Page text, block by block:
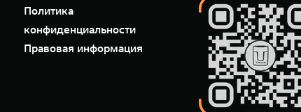
Политика
конфиденциальности
Правовая информация